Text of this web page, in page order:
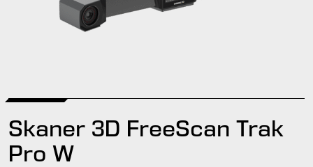
Skaner 3D FreeScan Trak
Pro W